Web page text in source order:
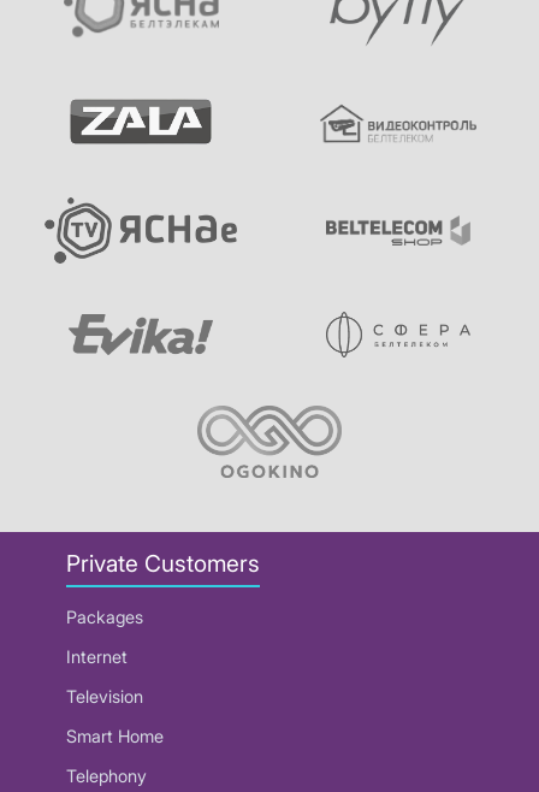
Private Customers
Packages
Internet
Television
Smart Home
Telephony